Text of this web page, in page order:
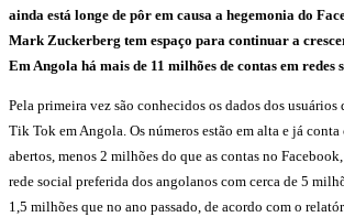
ainda está longe de pôr em causa a hegemonia do
Mark Zuckerberg tem espaço para continuar a
Em Angola há mais de 11 milhões de contas em redes
Pela primeira vez são conhecidos os dados dos usuários
Tik Tok em Angola. Os números estão em alta e já
abertos, menos 2 milhões do que as contas no
rede social preferida dos angolanos com cerca de 5
1,5 milhões que no ano passado, de acordo com o